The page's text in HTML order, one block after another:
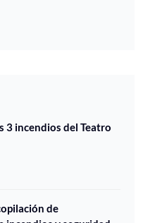
3 incendios del Teatro
de